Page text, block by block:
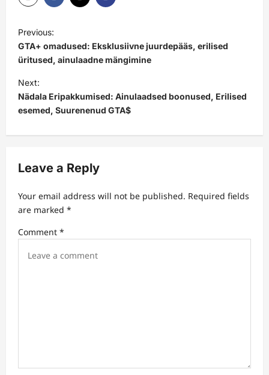
P
o
s
t
n
a
v
g
a
t
i
Previous:
GTA+ omadused: Eksklusiivne juurdepääs, erilised
üritused, ainulaadne mängimine
Next:
Nädala Eripakkumised: Ainulaadsed boonused, Erilised
esemed, Suurenenud GTA$
Leave a Reply
Your email address will not be published. Required fields
are marked *
Comment *